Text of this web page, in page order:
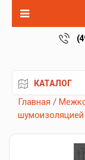
КАТАЛОГ
Главная /
шумоизоляцией